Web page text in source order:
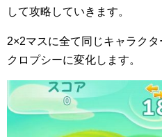
して攻略していきます。
2×2マスに全て同じキャラク
クロプシーに変化します。